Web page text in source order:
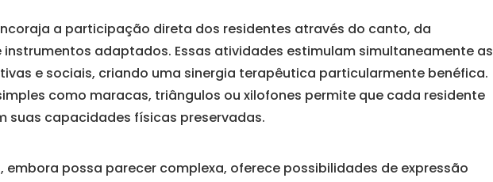
a participação direta dos residentes através do canto, da
instrumentos adaptados. Essas atividades estimulam simultaneamente as
e sociais, criando uma sinergia terapêutica particularmente benéfica.
como maracas, triângulos ou xilofones permite que cada residente
suas capacidades físicas preservadas.
embora possa parecer complexa, oferece possibilidades de expressão